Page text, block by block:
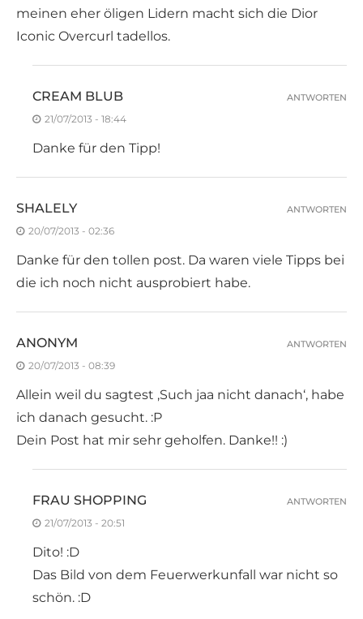
meinen eher öligen Lidern macht sich die Dior
Iconic Overcurl tadellos.
CREAM BLUB
21/07/2013 - 18:44
Danke für den Tipp!
ANTWORTEN
SHALELY
20/07/2013 - 02:36
Danke für den tollen post. Da waren viele Tipps bei
die ich noch nicht ausprobiert habe.
ANTWORTEN
ANONYM
20/07/2013 - 08:39
Allein weil du sagtest ‚Such jaa nicht danach‘, habe
ich danach gesucht. :P
Dein Post hat mir sehr geholfen. Danke!! :)
ANTWORTEN
FRAU SHOPPING
21/07/2013 - 20:51
Dito! :D
Das Bild von dem Feuerwerkunfall war nicht so
schön. :D
ANTWORTEN